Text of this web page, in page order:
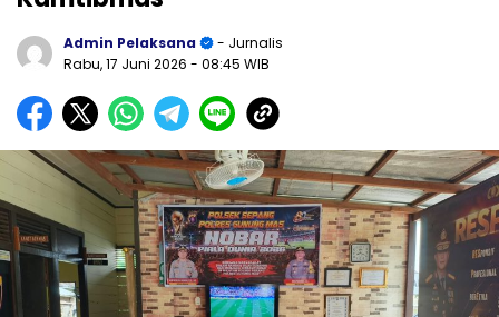
Admin Pelaksana
- Jurnalis
Rabu, 17 Juni 2026 - 08:45 WIB